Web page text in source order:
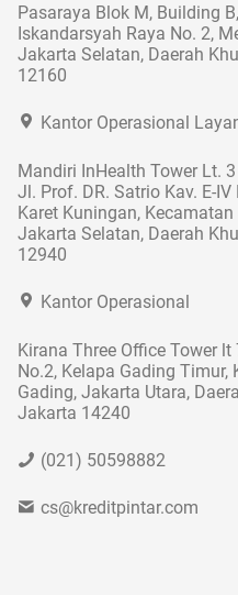
Pasaraya Blok M, Building
Iskandarsyah Raya No. 2,
Jakarta Selatan, Daerah
12160
Kantor Operasional
Mandiri InHealth Tower Lt. 3
Jl. Prof. DR. Satrio Kav. E-
Karet Kuningan,
Jakarta Selatan, Daerah
12940
Kantor Operasional
Kirana Three Office Tower
No.2, Kelapa Gading Timur,
Gading, Jakarta Utara,
Jakarta 14240
(021) 50598882
cs@kreditpintar.com